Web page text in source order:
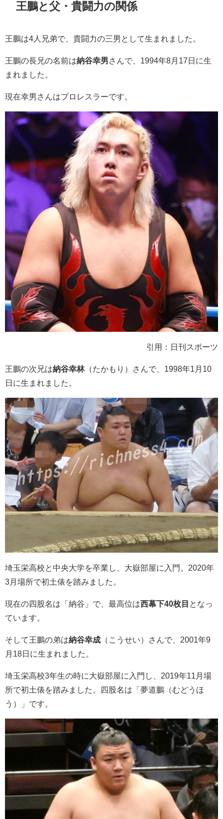
王鵬と父・貴闘力の関係
王鵬は4人兄弟で、貴闘力の三男として生まれました。
王鵬の長兄の名前は納谷幸男さんで、1994年8月17日に生
まれました。
現在幸男さんはプロレスラーです。
引用：日刊スポーツ
王鵬の次兄は納谷幸林 （たかもり）さんで、1998年1月10
日に生まれました。
埼玉栄高校と中央大学を卒業し、大嶽部屋に入門。2020年
3月場所で初土俵を踏みました。
現在の四股名は「納谷」で、最高位は西幕下40枚目 となっ
ています。
そして王鵬の弟は納谷幸成 （こうせい）さんで、2001年9
月18日に生まれました。
埼玉栄高校3年生の時に大嶽部屋に入門し、2019年11月場
所で初土俵を踏みました。四股名は「夢道鵬（むどうほ
う）」です。